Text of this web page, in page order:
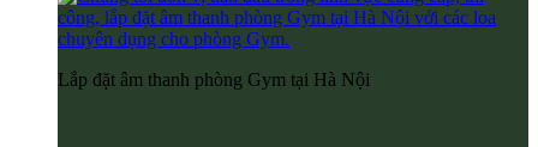
Lắp đặt âm thanh phòng Gym tại Hà Nội